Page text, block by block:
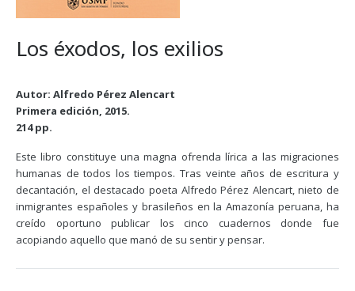
Los éxodos, los exilios
Autor: Alfredo Pérez Alencart
Primera edición, 2015.
214 pp.
Este libro constituye una magna ofrenda lírica a las migraciones
humanas de todos los tiempos. Tras veinte años de escritura y
decantación, el destacado poeta Alfredo Pérez Alencart, nieto de
inmigrantes españoles y brasileños en la Amazonía peruana, ha
creído oportuno publicar los cinco cuadernos donde fue
acopiando aquello que manó de su sentir y pensar.